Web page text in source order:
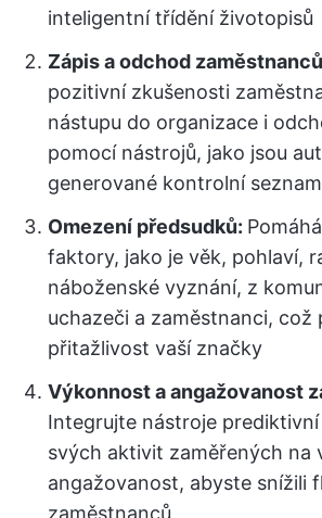
inteligentní třídění životopisů
Zápis a odchod
pozitivní zkušenosti
nástupu do organizace i
pomocí nástrojů, jako jsou
generované kontrolní
Omezení předsudků:
faktory, jako je věk, pohlaví,
náboženské vyznání, z
uchazeči a zaměstnanci, což
přitažlivost vaší značky
Výkonnost a angažovanost
Integrujte nástroje
svých aktivit zaměřených na
angažovanost, abyste snížili
zaměstnanců